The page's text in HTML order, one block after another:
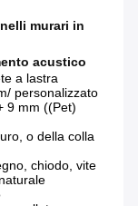
murari in
acustico
a lastra
personalizzato
9 mm ((Pet)
o della colla
chiodo, vite